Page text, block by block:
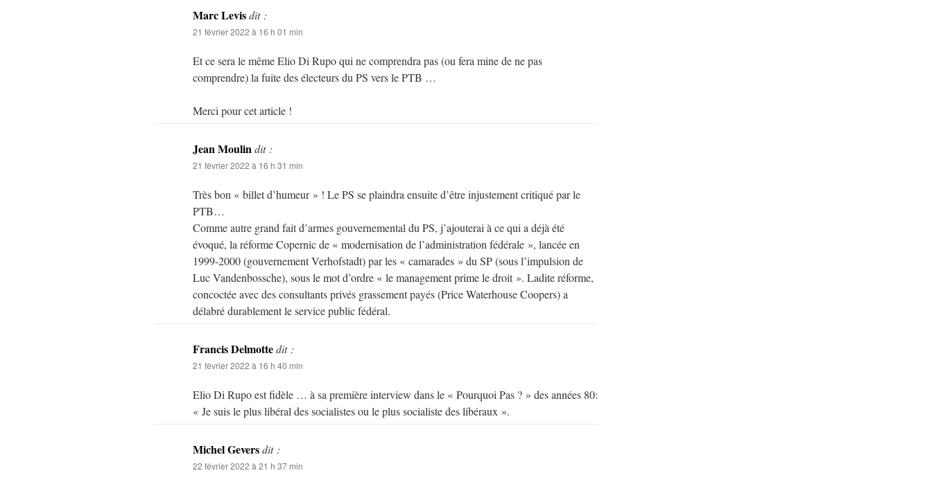
Marc Levisdit :
21 février 2022 à 16 h 01 min
Et ce sera le même Elio Di Rupo qui ne comprendra pas (ou fera mine de ne pas
comprendre) la fuite des électeurs du PS vers le PTB …
Merci pour cet article !
Jean Moulindit :
21 février 2022 à 16 h 31 min
Très bon « billet d’humeur » ! Le PS se plaindra ensuite d’être injustement critiqué par le
PTB…
Comme autre grand fait d’armes gouvernemental du PS, j’ajouterai à ce qui a déjà été
évoqué, la réforme Copernic de « modernisation de l’administration fédérale », lancée en
1999-2000 (gouvernement Verhofstadt) par les « camarades » du SP (sous l’impulsion de
Luc Vandenbossche), sous le mot d’ordre « le management prime le droit ». Ladite réforme,
concoctée avec des consultants privés grassement payés (Price Waterhouse Coopers) a
délabré durablement le service public fédéral.
Francis Delmottedit :
21 février 2022 à 16 h 40 min
Elio Di Rupo est fidèle … à sa première interview dans le « Pourquoi Pas ? » des années 80:
« Je suis le plus libéral des socialistes ou le plus socialiste des libéraux ».
Michel Geversdit :
22 février 2022 à 21 h 37 min